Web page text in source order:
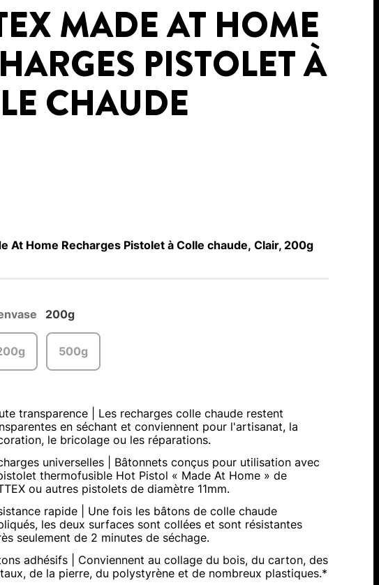
MADE AT HOME
PISTOLET À
CHAUDE
At Home Recharges Pistolet à Colle chaude, Clair, 200g
200g
500g
transparence | Les recharges colle chaude restent
en séchant et conviennent pour l'artisanat, la
le bricolage ou les réparations.
universelles | Bâtonnets conçus pour utilisation avec
thermofusible Hot Pistol « Made At Home » de
ou autres pistolets de diamètre 11mm.
rapide | Une fois les bâtons de colle chaude
les deux surfaces sont collées et sont résistantes
seulement de 2 minutes de séchage.
adhésifs | Conviennent au collage du bois, du carton, des
de la pierre, du polystyrène et de nombreux plastiques.*